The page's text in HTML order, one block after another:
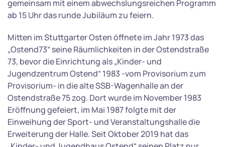
gemeinsam mit einem abwechslungsreichen Programm
ab 15 Uhr das runde Jubiläum zu feiern.
Mitten im Stuttgarter Osten öffnete im Jahr 1973 das
„Ostend73“ seine Räumlichkeiten in der Ostendstraße
73, bevor die Einrichtung als „Kinder- und
Jugendzentrum Ostend“ 1983 -vom Provisorium zum
Provisorium- in die alte SSB-Wagenhalle an der
Ostendstraße 75 zog. Dort wurde im November 1983
Eröffnung gefeiert, im Mai 1987 folgte mit der
Einweihung der Sport- und Veranstaltungshalle die
Erweiterung der Halle. Seit Oktober 2019 hat das